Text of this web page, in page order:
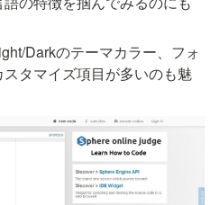
Darkのテーマカラー、フォ
タマイズ項目が多いのも魅